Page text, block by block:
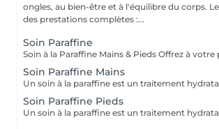
ongles, au bien-être et à l'équilibre du corps.
des prestations complètes :...
Soin Paraffine
Soin Paraffine Mains
Soin Paraffine Pieds